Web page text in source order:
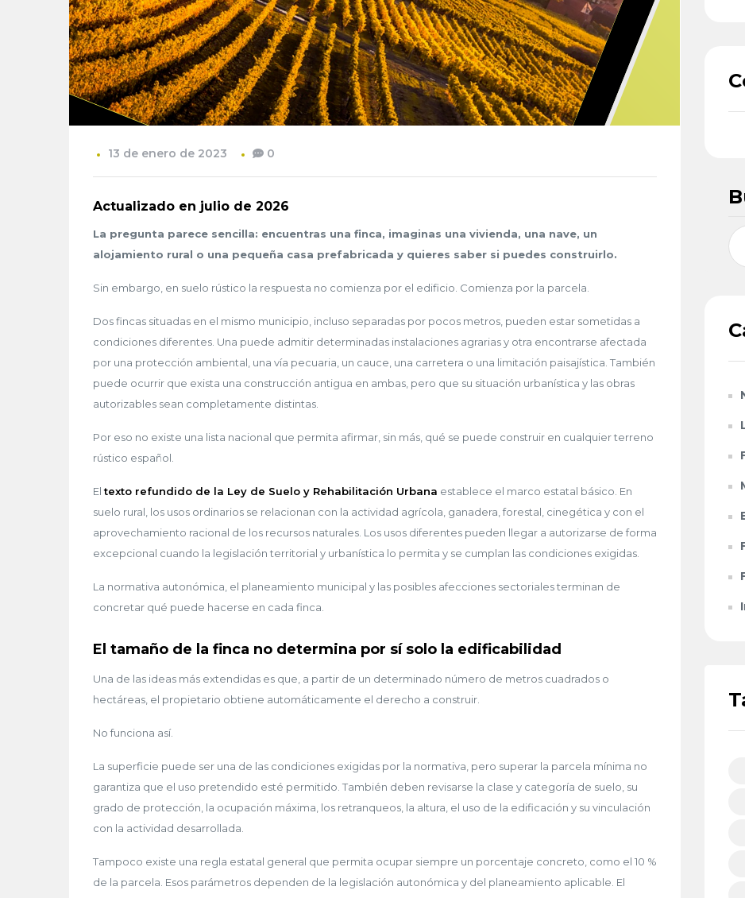
13 de enero de 2023 0
Actualizado en julio de 2026
La pregunta parece sencilla: encuentras una finca, imaginas una vivienda, una nave, un
alojamiento rural o una pequeña casa prefabricada y quieres saber si puedes construirlo.
Sin embargo, en suelo rústico la respuesta no comienza por el edificio. Comienza por la parcela.
Dos fincas situadas en el mismo municipio, incluso separadas por pocos metros, pueden estar sometidas a
condiciones diferentes. Una puede admitir determinadas instalaciones agrarias y otra encontrarse afectada
por una protección ambiental, una vía pecuaria, un cauce, una carretera o una limitación paisajística. También
puede ocurrir que exista una construcción antigua en ambas, pero que su situación urbanística y las obras
autorizables sean completamente distintas.
Por eso no existe una lista nacional que permita afirmar, sin más, qué se puede construir en cualquier terreno
rústico español.
Eltexto refundido de la Ley de Suelo y Rehabilitación Urbana establece el marco estatal básico. En
suelo rural, los usos ordinarios se relacionan con la actividad agrícola, ganadera, forestal, cinegética y con el
aprovechamiento racional de los recursos naturales. Los usos diferentes pueden llegar a autorizarse de forma
excepcional cuando la legislación territorial y urbanística lo permita y se cumplan las condiciones exigidas.
La normativa autonómica, el planeamiento municipal y las posibles afecciones sectoriales terminan de
concretar qué puede hacerse en cada finca.
El tamaño de la finca no determina por sí solo la edificabilidad
Una de las ideas más extendidas es que, a partir de un determinado número de metros cuadrados o
hectáreas, el propietario obtiene automáticamente el derecho a construir.
No funciona así.
La superficie puede ser una de las condiciones exigidas por la normativa, pero superar la parcela mínima no
garantiza que el uso pretendido esté permitido. También deben revisarse la clase y categoría de suelo, su
grado de protección, la ocupación máxima, los retranqueos, la altura, el uso de la edificación y su vinculación
con la actividad desarrollada.
Tampoco existe una regla estatal general que permita ocupar siempre un porcentaje concreto, como el 10 %
de la parcela. Esos parámetros dependen de la legislación autonómica y del planeamiento aplicable. El